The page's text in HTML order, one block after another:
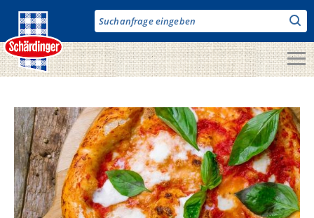
zum
Inhalt
Milch & Co.
Käse
Butter
Fruchtjoghurt & Drinks